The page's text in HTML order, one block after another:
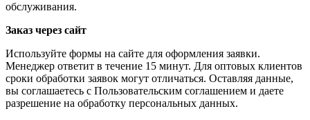
обслуживания.
Заказ через сайт
Используйте формы на сайте для оформления заявки.
Менеджер ответит в течение 15 минут. Для оптовых клиентов
сроки обработки заявок могут отличаться. Оставляя данные,
вы соглашаетесь с Пользовательским соглашением и даете
разрешение на обработку персональных данных.